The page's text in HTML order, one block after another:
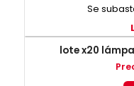
Se
lote x20